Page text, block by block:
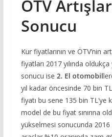
ÖTV
Sonucu
Kur fiyatlarının ve ÖTV’nin
fiyatları 2017 yılında
sonucu ise 2. El otomobil
yıl kadar öncesinde 70 bin
fiyatı bu sene 135 bin TL’ye
model de bu fiyat sınırına
yükselmesi sonucunda 2016